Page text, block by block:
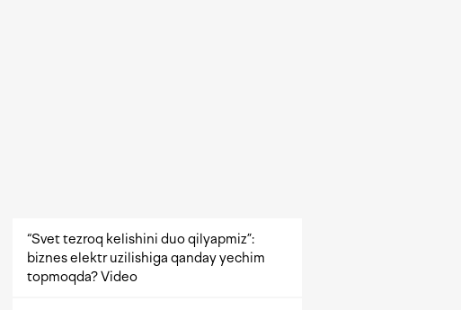
“Svet tezroq kelishini duo qilyapmiz”:
biznes elektr uzilishiga qanday yechim
topmoqda? Video